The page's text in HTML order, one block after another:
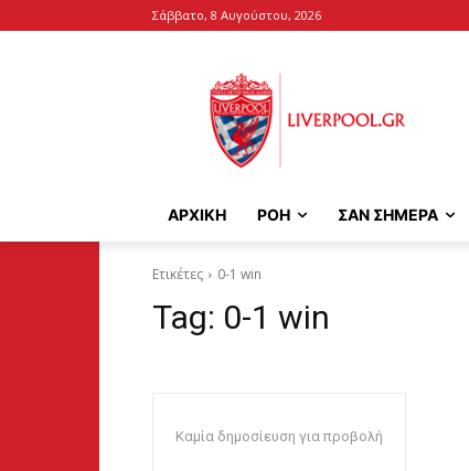
Σάββατο, 8 Αυγούστου, 2026
ΑΡΧΙΚΉ ΡΟΗ ΣΑΝ ΣΗΜΕΡΑ
Ετικέτες 0-1 win
Tag: 0-1 win
Καμία δημοσίευση για προβολή